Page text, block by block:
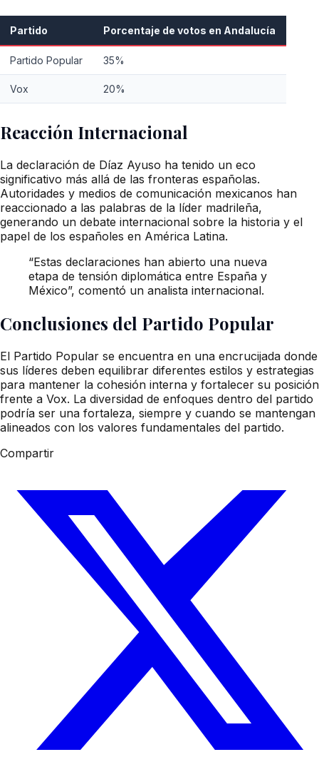
Partido Porcentaje de votos en Andalucía
Partido Popular 35%
Vox 20%
Reacción Internacional
La declaración de Díaz Ayuso ha tenido un eco
significativo más allá de las fronteras españolas.
Autoridades y medios de comunicación mexicanos han
reaccionado a las palabras de la líder madrileña,
generando un debate internacional sobre la historia y el
papel de los españoles en América Latina.
“Estas declaraciones han abierto una nueva
etapa de tensión diplomática entre España y
México”, comentó un analista internacional.
Conclusiones del Partido Popular
El Partido Popular se encuentra en una encrucijada donde
sus líderes deben equilibrar diferentes estilos y estrategias
para mantener la cohesión interna y fortalecer su posición
frente a Vox. La diversidad de enfoques dentro del partido
podría ser una fortaleza, siempre y cuando se mantengan
alineados con los valores fundamentales del partido.
Compartir